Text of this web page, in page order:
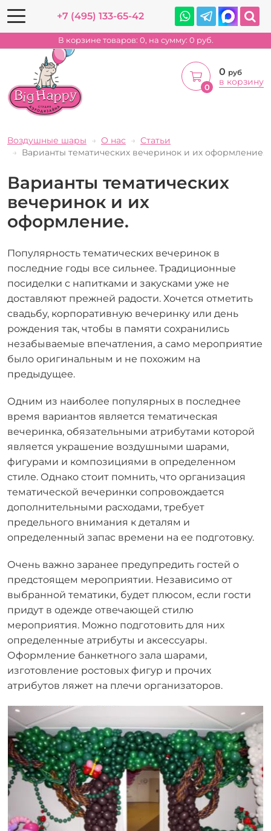
+7 (495) 133-65-42
В корзине товаров: 0, на сумму: 0 руб.
0
0 руб
в корзину
Воздушные шары О нас
Статьи
Варианты тематических вечеринок и их оформление.
Варианты тематических
вечеринок и их
оформление.
Популярность тематических вечеринок в
последние годы все сильнее. Традиционные
посиделки с напитками и закусками уже не
доставляют прежней радости. Хочется отметить
свадьбу, корпоративную вечеринку или день
рождения так, чтобы в памяти сохранились
незабываемые впечатления, а само мероприятие
было оригинальным и не похожим на
предыдущее.
Одним из наиболее популярных в последнее
время вариантов является тематическая
вечеринка, обязательными атрибутами которой
является украшение воздушными шарами,
фигурами и композициями в определенном
стиле. Однако стоит помнить, что организация
тематической вечеринки сопровождается
дополнительными расходами, требует
предельного внимания к деталям и
определенный запас времени на ее подготовку.
Очень важно заранее предупредить гостей о
предстоящем мероприятии. Независимо от
выбранной тематики, будет плюсом, если гости
придут в одежде отвечающей стилю
мероприятия. Можно подготовить для них
определенные атрибуты и аксессуары.
Оформление банкетного зала шарами,
изготовление ростовых фигур и прочих
атрибутов ляжет на плечи организаторов.